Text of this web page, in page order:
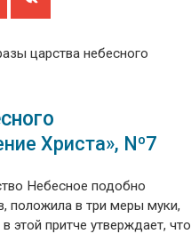
царства небесного
Христа», Nº7
Небесное подобно
положила в три меры муки,
этой притче утверждает, что